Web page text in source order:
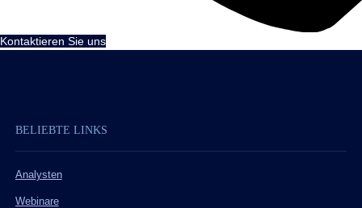
Kontaktieren Sie uns
BELIEBTE LINKS
Analysten
Webinare